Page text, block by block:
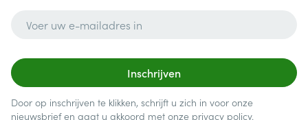
Inschrijven
Door op inschrijven te klikken, schrijft u zich in voor onze
nieuwsbrief en gaat u akkoord met onze privacy policy.